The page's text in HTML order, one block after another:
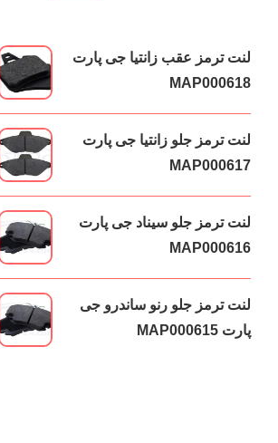
لنت ترمز عقب زانتیا جی پارت
MAP000618
لنت ترمز جلو زانتیا جی پارت
MAP000617
لنت ترمز جلو سیناد جی پارت
MAP000616
لنت ترمز جلو رنو ساندرو جی
پارت MAP000615